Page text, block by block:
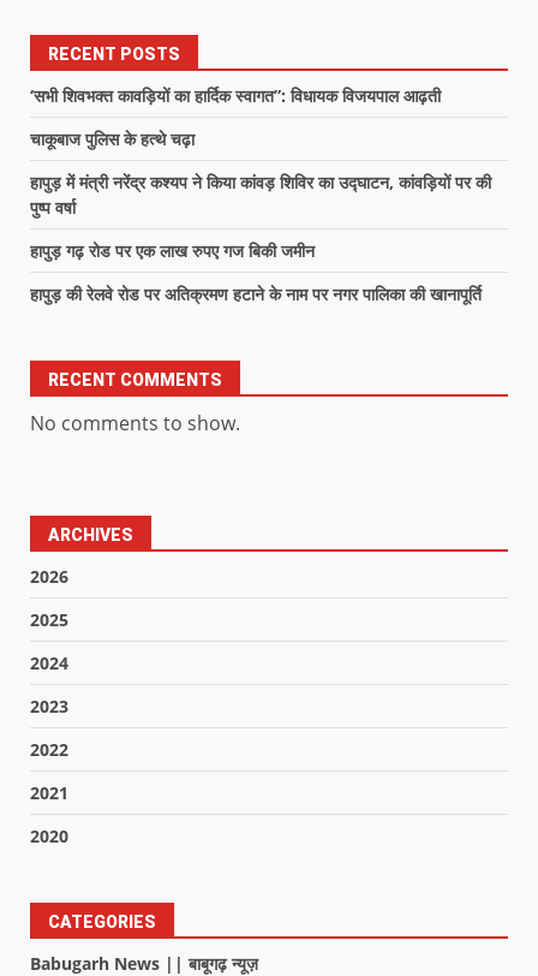
RECENT POSTS
‘सभी शिवभक्त कावड़ियों का हार्दिक स्वागत”: विधायक विजयपाल आढ़ती
चाकूबाज पुलिस के हत्थे चढ़ा
हापुड़ में मंत्री नरेंद्र कश्यप ने किया कांवड़ शिविर का उद्घाटन, कांवड़ियों पर की
पुष्प वर्षा
हापुड़ गढ़ रोड पर एक लाख रुपए गज बिकी जमीन
हापुड़ की रेलवे रोड पर अतिक्रमण हटाने के नाम पर नगर पालिका की खानापूर्ति
RECENT COMMENTS
No comments to show.
ARCHIVES
2026
2025
2024
2023
2022
2021
2020
CATEGORIES
Babugarh News || बाबूगढ़ न्यूज़